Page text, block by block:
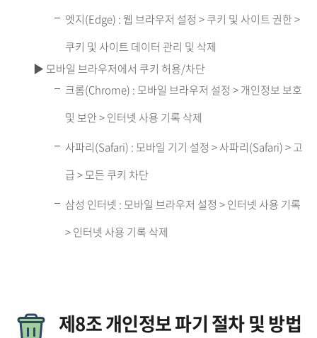
엣지(Edge) : 웹 브라우저 설정 > 쿠키 및 사이트 권한 >
쿠키 및 사이트 데이터 관리 및 삭제
▶ 모바일 브라우저에서 쿠키 허용/차단
크롬(Chrome) : 모바일 브라우저 설정 > 개인정보 보호
및 보안 > 인터넷 사용 기록 삭제
사파리(Safari) : 모바일 기기 설정 > 사파리(Safari) > 고
급 > 모든 쿠키 차단
삼성 인터넷 : 모바일 브라우저 설정 > 인터넷 사용 기록
> 인터넷 사용 기록 삭제
제8조 개인정보 파기 절차 및 방법